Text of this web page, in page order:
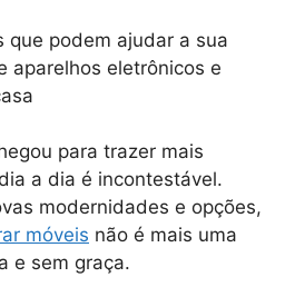
que podem ajudar a sua
aparelhos eletrônicos e
para trazer mais
a dia é incontestável.
modernidades e opções,
móveis não é mais uma
e sem graça.